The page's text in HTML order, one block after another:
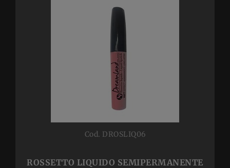
Cod. DROSLIQ06
ROSSETTO LIQUIDO SEMIPERMANENTE